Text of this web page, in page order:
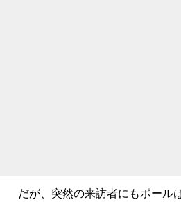
だが、突然の来訪者にもポール